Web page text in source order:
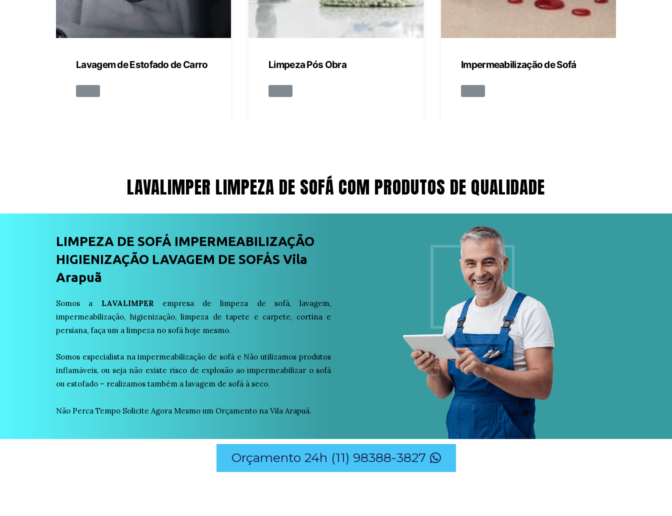
Lavagem de Estofado de Carro Limpeza Pós Obra Impermeabilização de Sofá
LAVALIMPER LIMPEZA DE SOFÁ COM PRODUTOS DE QUALIDADE
LIMPEZA DE SOFÁ IMPERMEABILIZAÇÃO
HIGIENIZAÇÃO LAVAGEM DE SOFÁS Vila
Arapuã
Somos a LAVALIMPER empresa de limpeza de sofá, lavagem,
impermeabilização, higienização, limpeza de tapete e carpete, cortina e
persiana, faça um a limpeza no sofá hoje mesmo.
Somos especialista na impermeabilização de sofá e Não utilizamos produtos
inflamáveis, ou seja não existe risco de explosão ao impermeabilizar o sofá
ou estofado – realizamos também a lavagem de sofá à seco.
Não Perca Tempo Solicite Agora Mesmo um Orçamento na Vila Arapuã.
Orçamento 24h (11) 98388-3827